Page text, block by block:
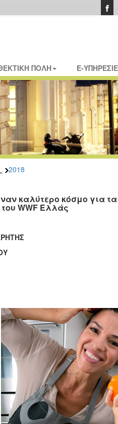
ΠΟΛΗ E-
2018
καλύτερο κόσμο για
WWF Ελλάς